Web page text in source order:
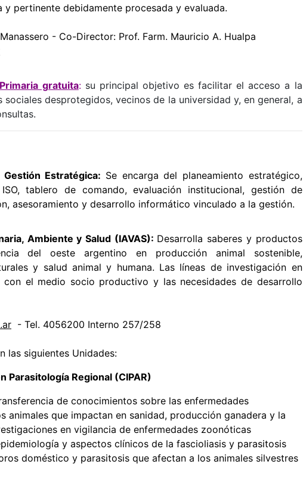
pertinente debidamente procesada y evaluada.
- Co-Director: Prof. Farm. Mauricio A. Hualpa
gratuita:su principal objetivo es facilitar el acceso a la
desprotegidos, vecinos de la universidad y, en general, a
Estratégica: Se encarga del planeamiento estratégico,
tablero de comando, evaluación institucional, gestión de
asesoramiento y desarrollo informático vinculado a la gestión.
Ambiente y Salud (IAVAS): Desarrolla saberes y productos
del oeste argentino en producción animal sostenible,
y salud animal y humana. Las líneas de investigación en
con el medio socio productivo y las necesidades de desarrollo
- Tel. 4056200 Interno 257/258
las siguientes Unidades:
Parasitología Regional (CIPAR)
de conocimientos sobre las enfermedades
animales que impactan en sanidad, producción ganadera y la
en vigilancia de enfermedades zoonóticas
y aspectos clínicos de la fascioliasis y parasitosis
doméstico y parasitosis que afectan a los animales silvestres